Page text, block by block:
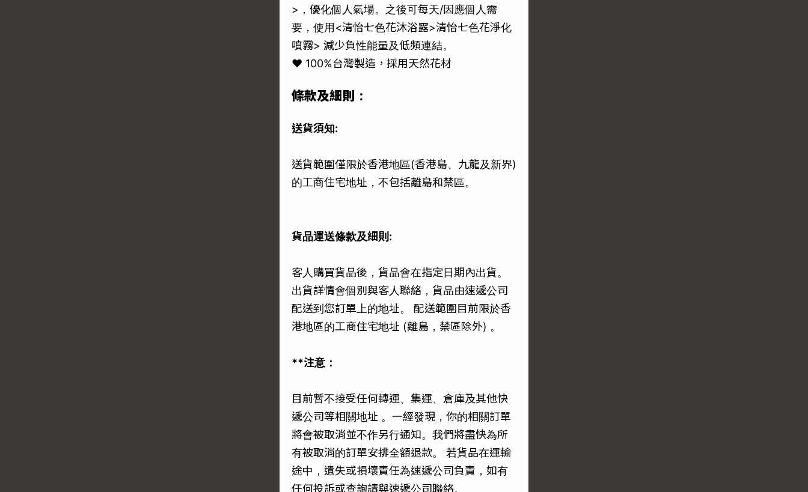
>，優化個人氣場。之後可每天/因應個人需
要，使用<清怡七色花沐浴露>清怡七色花淨化
噴霧> 減少負性能量及低頻連結。
♥ 100%台灣製造，採用天然花材
條款及細則：
送貨須知:
送貨範圍僅限於香港地區(香港島、九龍及新界)
的工商住宅地址，不包括離島和禁區。
貨品運送條款及細則:
客人購買貨品後，貨品會在指定日期內出貨。
出貨詳情會個別與客人聯絡，貨品由速遞公司
配送到您訂單上的地址。 配送範圍目前限於香
港地區的工商住宅地址 (離島，禁區除外) 。
**注意：
目前暫不接受任何轉運、集運、倉庫及其他快
遞公司等相關地址 。一經發現，你的相關訂單
將會被取消並不作另行通知。我們將盡快為所
有被取消的訂單安排全額退款。 若貨品在運輸
途中，遺失或損壞責任為速遞公司負責，如有
任何投訴或查詢請與速遞公司聯絡。